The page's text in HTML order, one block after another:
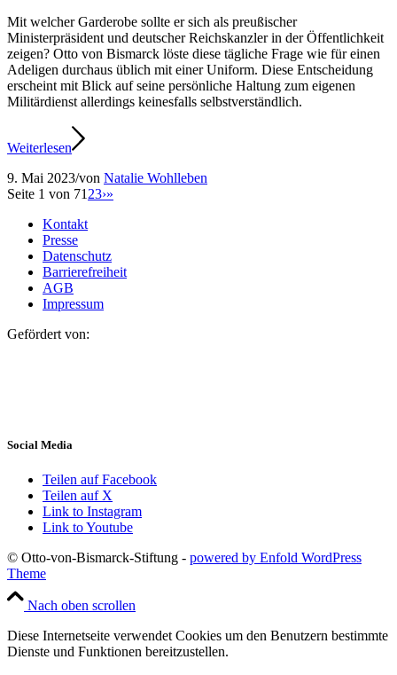
Mit welcher Garderobe sollte er sich als preußischer
Ministerpräsident und deutscher Reichskanzler in der Öffentlichkeit
zeigen? Otto von Bismarck löste diese tägliche Frage wie für einen
Adeligen durchaus üblich mit einer Uniform. Diese Entscheidung
erscheint mit Blick auf seine persönliche Haltung zum eigenen
Militärdienst allerdings keinesfalls selbstverständlich.
Weiterlesen
9. Mai 2023/von Natalie Wohlleben
Seite 1 von 71 23›»
Kontakt
Presse
Datenschutz
Barrierefreiheit
AGB
Impressum
Gefördert von:
Social Media
Teilen auf Facebook
Teilen auf X
Link to Instagram
Link to Youtube
© Otto-von-Bismarck-Stiftung - powered by Enfold WordPress
Theme
Nach oben scrollen
Diese Internetseite verwendet Cookies um den Benutzern bestimmte
Dienste und Funktionen bereitzustellen.